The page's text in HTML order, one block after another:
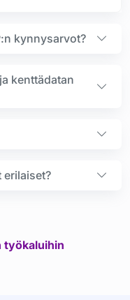
kynnysarvot?
kenttädatan
työkaluihin